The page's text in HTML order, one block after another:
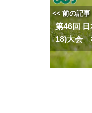
<< 前の記事
第46回
18)大会